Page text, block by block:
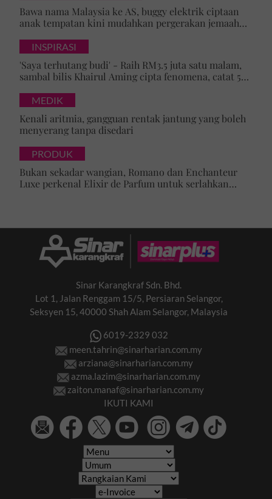
Bawa nama Malaysia ke AS, buggy elektrik ciptaan
anak tempatan kini mudahkan pergerakan jemaah
INSPIRASI
'Saya terhutang budi' - Raih RM3.5 juta satu malam,
sambal bilis Khairul Aming cipta fenomena, catat 5
MEDIK
Kenali aritmia, gangguan rentak jantung yang boleh
menyerang tanpa disedari
PRODUK
Bukan sekadar wangian, Romano dan Enchanteur
Luxe perkenal Elixir de Parfum untuk serlahkan
Sinar Karangkraf Sdn. Bhd.
Lot 1, Jalan Renggam 15/5, Persiaran Selangor,
Seksyen 15, 40000 Shah Alam Selangor, Malaysia
6019-2329 032
meen.tahrin@sinarharian.com.my
arziana@sinarharian.com.my
azma.lazim@sinarharian.com.my
zaiton.manaf@sinarharian.com.my
IKUTI KAMI